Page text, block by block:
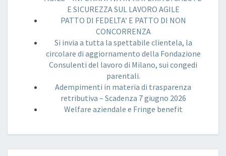
E SICUREZZA SUL LAVORO AGILE
PATTO DI FEDELTA’ E PATTO DI NON
CONCORRENZA
Si invia a tutta la spettabile clientela, la
circolare di aggiornamento della Fondazione
Consulenti del lavoro di Milano, sui congedi
parentali.
Adempimenti in materia di trasparenza
retributiva – Scadenza 7 giugno 2026
Welfare aziendale e Fringe benefit